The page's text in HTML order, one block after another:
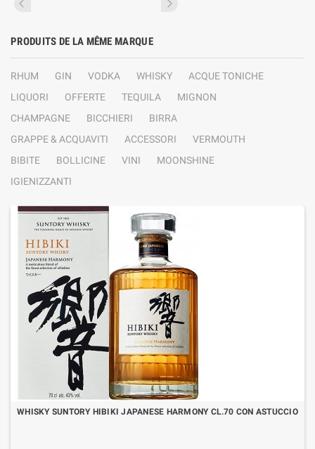
PRODUITS DE LA MÊME MARQUE
RHUM GIN VODKA WHISKY
ACQUE TONICHE
LIQUORI
OFFERTE TEQUILA
MIGNON
CHAMPAGNE
BICCHIERI
BIRRA
GRAPPE & ACQUAVITI
ACCESSORI
VERMOUTH
BIBITE
BOLLICINE VINI
MOONSHINE
IGIENIZZANTI
WHISKY SUNTORY HIBIKI JAPANESE HARMONY CL.70 CON ASTUCCIO